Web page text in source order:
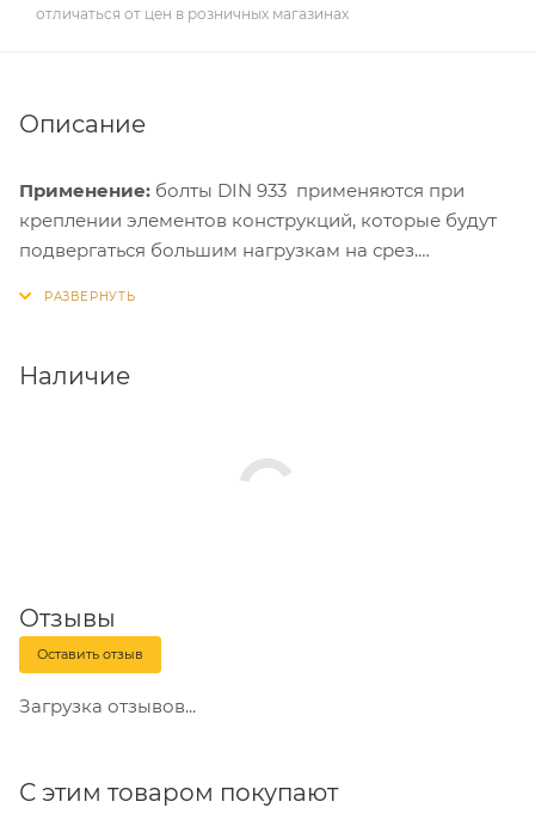
отличаться от цен в розничных магазинах
Описание
Применение: болты DIN 933 применяются при
креплении элементов конструкций, которые будут
подвергаться большим нагрузкам на срез.
Наличие
Отзывы
Оставить отзыв
Загрузка отзывов...
С этим товаром покупают